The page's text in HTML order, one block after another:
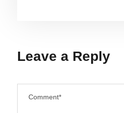
Leave a Reply